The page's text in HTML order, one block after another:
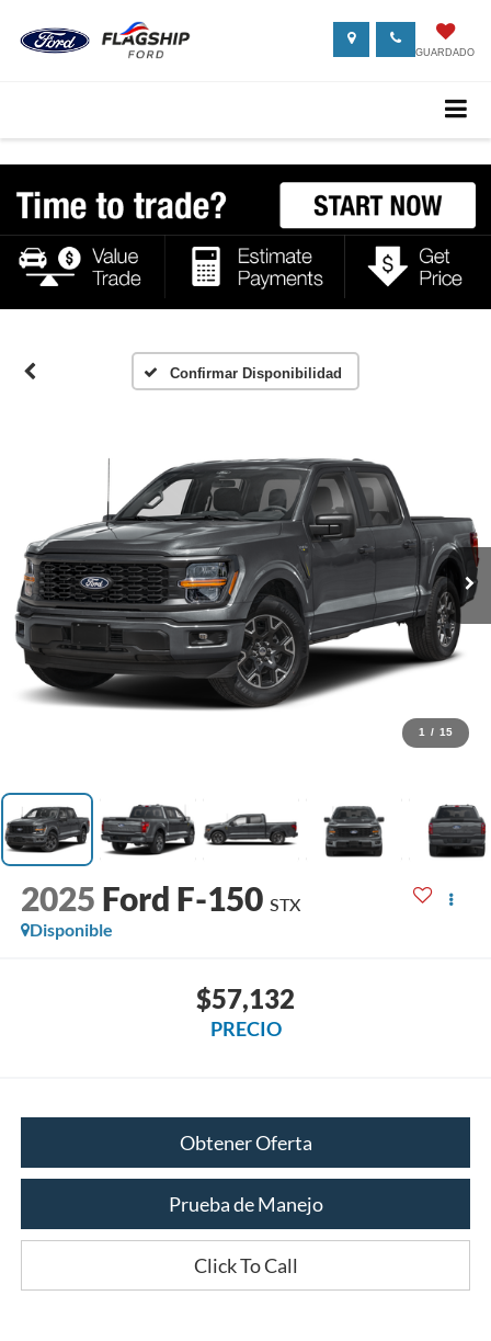
GUARDADO
Confirmar Disponibilidad
1 / 15
2025 Ford F-150 STX
Disponible
$57,132
PRECIO
Obtener Oferta
Prueba de Manejo
Click To Call